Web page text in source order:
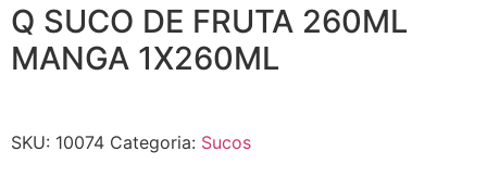
Q SUCO DE FRUTA 260ML
MANGA 1X260ML
SKU: 10074 Categoria: Sucos